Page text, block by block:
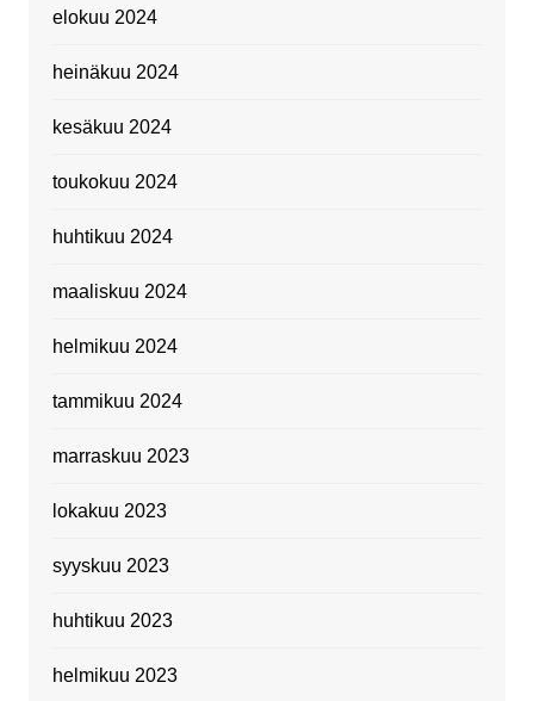
elokuu 2024
heinäkuu 2024
kesäkuu 2024
toukokuu 2024
huhtikuu 2024
maaliskuu 2024
helmikuu 2024
tammikuu 2024
marraskuu 2023
lokakuu 2023
syyskuu 2023
huhtikuu 2023
helmikuu 2023